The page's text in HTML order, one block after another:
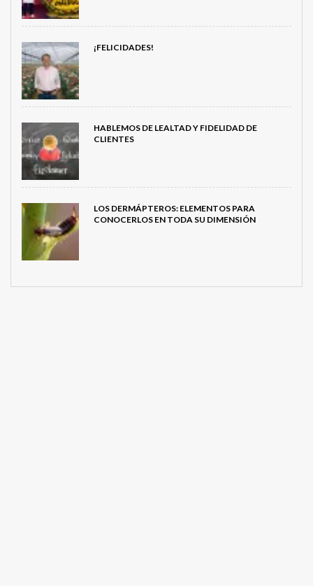
¡FELICIDADES!
HABLEMOS DE LEALTAD Y FIDELIDAD DE
CLIENTES
LOS DERMÁPTEROS: ELEMENTOS PARA
CONOCERLOS EN TODA SU DIMENSIÓN